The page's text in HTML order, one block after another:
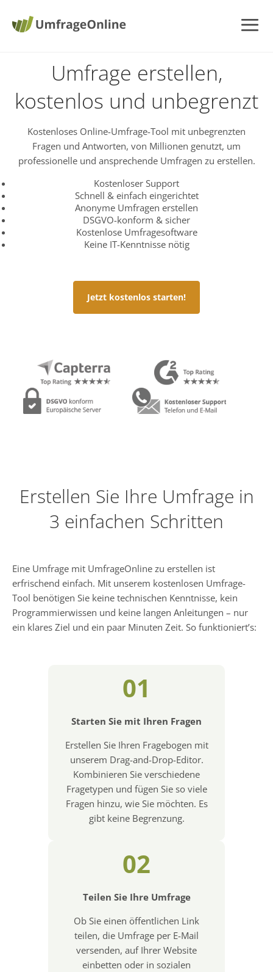
Umfrage erstellen,
kostenlos und unbegrenzt
Kostenloses Online-Umfrage-Tool mit unbegrenzten
Fragen und Antworten, von Millionen genutzt, um
professionelle und ansprechende Umfragen zu erstellen.
Kostenloser Support
Schnell & einfach eingerichtet
Anonyme Umfragen erstellen
DSGVO-konform & sicher
Kostenlose Umfragesoftware
Keine IT-Kenntnisse nötig
Jetzt kostenlos starten!
Erstellen Sie Ihre Umfrage in
3 einfachen Schritten
Eine Umfrage mit UmfrageOnline zu erstellen ist
erfrischend einfach. Mit unserem kostenlosen Umfrage-
Tool benötigen Sie keine technischen Kenntnisse, kein
Programmierwissen und keine langen Anleitungen – nur
ein klares Ziel und ein paar Minuten Zeit. So funktioniert’s:
01
Starten Sie mit Ihren Fragen
Erstellen Sie Ihren Fragebogen mit
unserem Drag-and-Drop-Editor.
Kombinieren Sie verschiedene
Fragetypen und fügen Sie so viele
Fragen hinzu, wie Sie möchten. Es
gibt keine Begrenzung.
02
Teilen Sie Ihre Umfrage
Ob Sie einen öffentlichen Link
teilen, die Umfrage per E-Mail
versenden, auf Ihrer Website
einbetten oder in sozialen